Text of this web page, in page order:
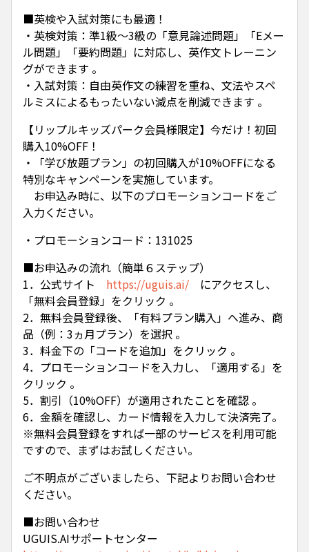
■英検や入試対策にも最適！
・英検対策：準1級～3級の「意見論述問題」「Eメー
ル問題」「要約問題」に対応し、英作文トレーニン
グができます 。
・入試対策：自由英作文の練習を重ね、文法やスペ
ルミスによるもったいない減点を削減できます 。
【リップルキッズパーク会員様限定】今だけ！初回
購入10%OFF！
・「学び放題プラン」の初回購入が10%OFFになる
特別なキャンペーンを実施しています。
お申込み時に、以下のプロモーションコードをご
入力ください。
・プロモーションコード：131025
■お申込みの流れ（簡単６ステップ）
1．公式サイト https://uguis.ai/ にアクセスし、
「無料会員登録」をクリック 。
2．無料会員登録後、「有料プラン購入」へ進み、商
品（例：3ヵ月プラン）を選択 。
3．料金下の「コードを追加」をクリック 。
4．プロモーションコードを入力し、「適用する」を
クリック 。
5．割引（10%OFF）が適用されたことを確認 。
6．金額を確認し、カード情報を入力して決済完了。
※無料会員登録をすれば一部のサービスを利用可能
ですので、まずはお試しください。
ご不明点がございましたら、下記よりお問い合わせ
ください。
■お問い合わせ
UGUIS.AIサポートセンター